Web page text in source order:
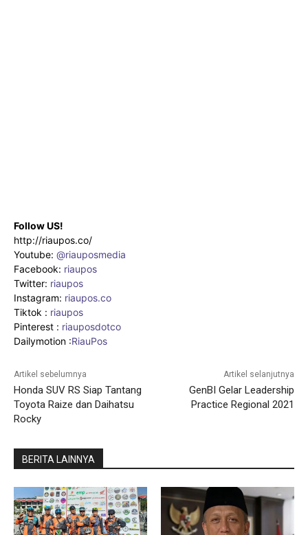
Follow US!
http://riaupos.co/
Youtube: @riauposmedia
Facebook: riaupos
Twitter: riaupos
Instagram: riaupos.co
Tiktok : riaupos
Pinterest : riauposdotco
Dailymotion :RiauPos
Artikel sebelumnya
Honda SUV RS Siap Tantang
Toyota Raize dan Daihatsu
Rocky
Artikel selanjutnya
GenBI Gelar Leadership
Practice Regional 2021
BERITA LAINNYA